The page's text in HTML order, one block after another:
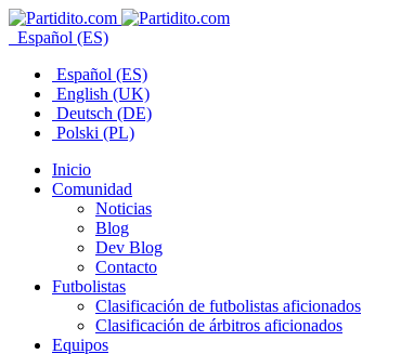
Español (ES)
Español (ES)
English (UK)
Deutsch (DE)
Polski (PL)
Inicio
Comunidad
Noticias
Blog
Dev Blog
Contacto
Futbolistas
Clasificación de futbolistas aficionados
Clasificación de árbitros aficionados
Equipos